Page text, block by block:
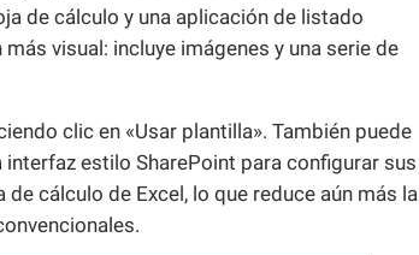
de cálculo y una aplicación de listado
visual: incluye imágenes y una serie de
clic en «Usar plantilla». También puede
estilo SharePoint para configurar sus
cálculo de Excel, lo que reduce aún más la